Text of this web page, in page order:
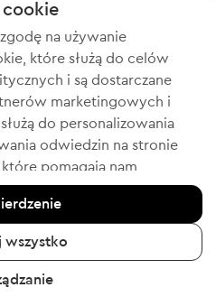
-50% z FESTIVE
Disney
45,99 zł
na używanie
które służą do celów
i są dostarczane
marketingowych i
do personalizowania
odwiedzin na stronie
pomagają nam
które Tobie się spodobają.
klikając przycisk „Tak,
kliknij „Chcę uzyskać
do „Polityki prywatności i
wszystko